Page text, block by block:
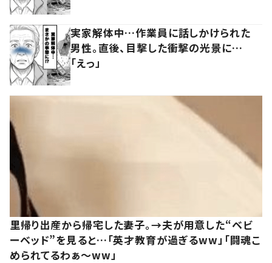
実家解体中…作業員に話しかけられた
男性。直後、目撃した衝撃の光景に…
「えっ」
里帰り出産から帰宅した妻子。→夫が用意した“ベビ
ーベッド”を見ると…「英才教育が過ぎるww」「闘魂こ
められてるわぁ～ww」